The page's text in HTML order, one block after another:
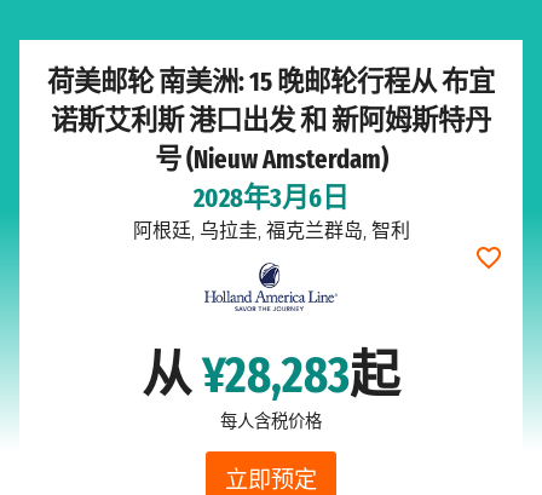
荷美邮轮 南美洲: 15 晚邮轮行程从 布宜
诺斯艾利斯 港口出发 和 新阿姆斯特丹
号 (Nieuw Amsterdam)
2028年3月6日
阿根廷, 乌拉圭, 福克兰群岛, 智利
从¥28,283起
每人含税价格
立即预定